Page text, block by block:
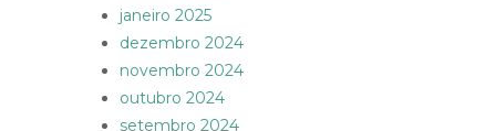
janeiro 2025
dezembro 2024
novembro 2024
outubro 2024
setembro 2024